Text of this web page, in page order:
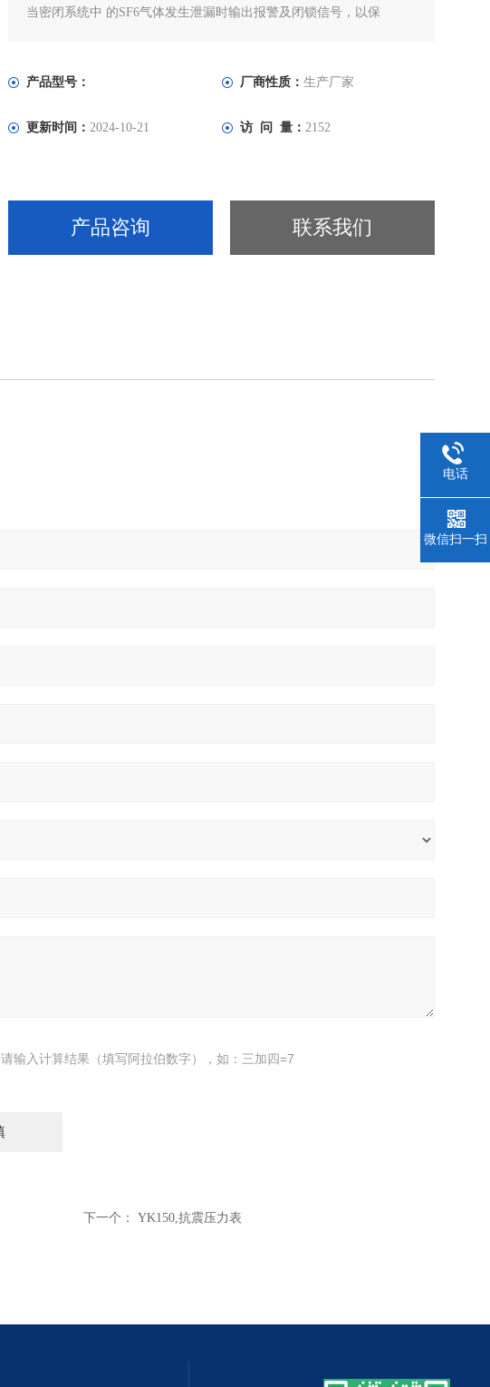
当密闭系统中 的SF6气体发生泄漏时输出报警及闭锁信号，以保
产品型号： 厂商性质： 生产厂家
更新时间：2024-10-21 访 问 量： 2152
产品咨询 联系我们
请输入计算结果（填写阿拉伯数字），如：三加四=7
下一个： YK150,抗震压力表
电话
微信扫一扫